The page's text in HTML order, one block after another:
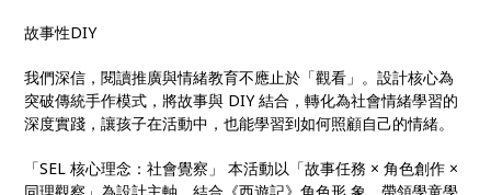
故事性DIY
我們深信，閱讀推廣與情緒教育不應止於「觀看」。設計核心為
突破傳統手作模式，將故事與 DIY 結合，轉化為社會情緒學習的
深度實踐，讓孩子在活動中，也能學習到如何照顧自己的情緒。
「SEL 核心理念：社會覺察」 本活動以「故事任務 × 角色創作 ×